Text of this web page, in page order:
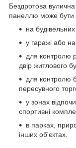
Бездротова
панеллю може бути
на
у гаражі або на
для контролю
двір житлового
для контролю
пересувного
у зонах
спортивні
в парках,
інших об'єктах.